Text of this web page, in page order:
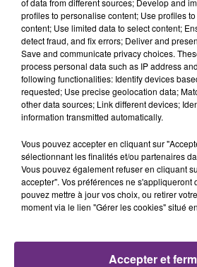
7 août 2026
LA CENTRALE NUCLÉAIRE
TOUJOURS À L'ARRÊT
Cela fait déjà une semaine que
nucléaire ardennaise est à
justifiée par la sécheresse
présente.
of data from different sources; Develop and
profiles to personalise content; Use profiles
content; Use limited data to select content;
detect fraud, and fix errors; Deliver and
Save and communicate privacy choices.
process personal data such as IP address
following functionalities: Identify devices
requested; Use precise geolocation data;
other data sources; Link different devices;
information transmitted automatically.
Vous pouvez accepter en cliquant sur
sélectionnant les finalités et/ou partenaires
Vous pouvez également refuser en cliquant
accepter". Vos préférences ne s'appliqueront
pouvez mettre à jour vos choix, ou retirer
moment via le lien "Gérer les cookies" situé
Accepter et